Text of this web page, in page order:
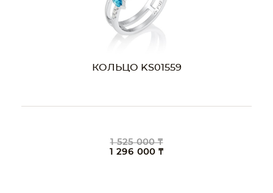
КОЛЬЦО KS01559
1 525 000 ₸
1 296 000 ₸